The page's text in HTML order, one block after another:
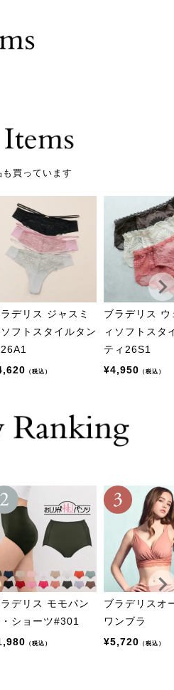
買っています
デリス ジャスミ
ソフトスタイルタン
（税込）
ブラデリス ウ
ィソフトスタ
ティ26S1
¥4,950 （税込）
デリス モモパン
ショーツ#301
（税込）
ブラデリスオ
ワンブラ
¥5,720 （税込）